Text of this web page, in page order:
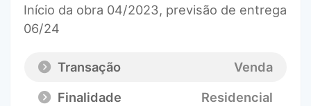
Início da obra 04/2023, previsão de entrega
06/24
Transação
Venda
Finalidade
Residencial